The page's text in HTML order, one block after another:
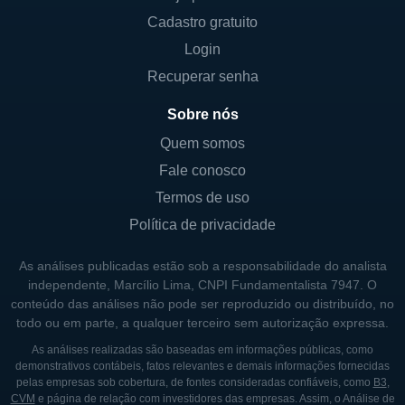
incluem: produção de filmes, produção de
programas de televisão, distribuição
de canais de streaming. Com essas divisões,
a empresa consegue se adaptar
rapidamente às mudanças nas preferências
dos consumidores e nas tecnologias de
CONTROLADORES E PRINCIPAIS
SÓCIOS
A Lions Gate Entertainment passou por
várias mudanças em sua estrutura acionária
desde sua fundação. A companhia tem uma
mistura de acionistas institucionais e
individuais, com uma significativa presença
Cadastro gratuito
Login
Recuperar senha
Sobre nós
Quem somos
Fale conosco
Termos de uso
Política de privacidade
As análises publicadas estão sob a responsabilidade do analista
independente, Marcílio Lima, CNPI Fundamentalista 7947. O
conteúdo das análises não pode ser reproduzido ou distribuído, no
todo ou em parte, a qualquer terceiro sem autorização expressa.
As análises realizadas são baseadas em informações públicas, como
demonstrativos contábeis, fatos relevantes e demais informações fornecidas
pelas empresas sob cobertura, de fontes consideradas confiáveis, como B3,
CVM e página de relação com investidores das empresas. Assim, o Análise de